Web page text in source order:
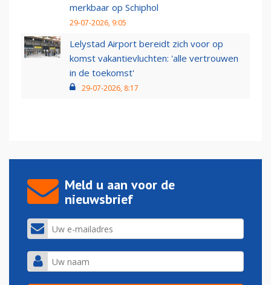
merkbaar op Schiphol
29-07-2026, 9:05
Lelystad Airport bereidt zich voor op
komst vakantievluchten: 'alle vertrouwen
in de toekomst'
29-07-2026, 8:17
Meld u aan voor de
nieuwsbrief